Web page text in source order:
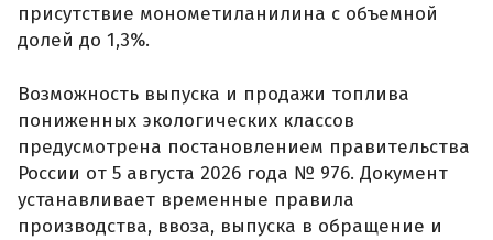
присутствие монометиланилина с объемной
долей до 1,3%.
Возможность выпуска и продажи топлива
пониженных экологических классов
предусмотрена постановлением правительства
России от 5 августа 2026 года № 976. Документ
устанавливает временные правила
производства, ввоза, выпуска в обращение и